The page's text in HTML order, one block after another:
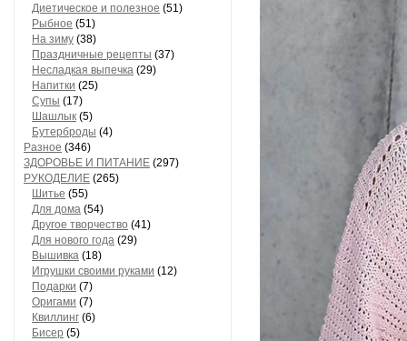
Диетическое и полезное (51)
Рыбное (51)
На зиму (38)
Праздничные рецепты (37)
Несладкая выпечка (29)
Напитки (25)
Супы (17)
Шашлык (5)
Бутерброды (4)
Разное (346)
ЗДОРОВЬЕ И ПИТАНИЕ (297)
РУКОДЕЛИЕ (265)
Шитье (55)
Для дома (54)
Другое творчество (41)
Для нового года (29)
Вышивка (18)
Игрушки своими руками (12)
Подарки (7)
Оригами (7)
Квиллинг (6)
Бисер (5)